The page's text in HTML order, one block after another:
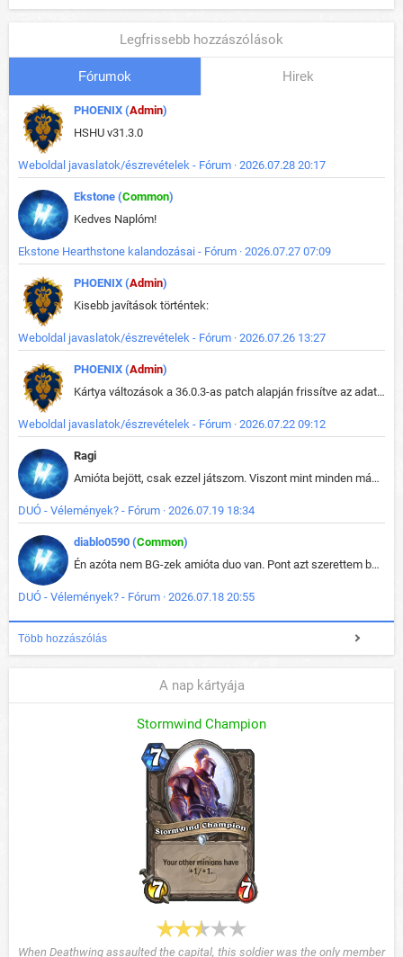
Legfrissebb hozzászólások
Fórumok Hirek
PHOENIX (Admin)
HSHU v31.3.0
Weboldal javaslatok/észrevételek - Fórum · 2026.07.28 20:17
Ekstone (Common)
Kedves Naplóm!
Ekstone Hearthstone kalandozásai - Fórum · 2026.07.27 07:09
PHOENIX (Admin)
Kisebb javítások történtek:
Weboldal javaslatok/észrevételek - Fórum · 2026.07.26 13:27
PHOENIX (Admin)
Kártya változások a 36.0.3-as patch alapján frissítve az adatbázisban (képek is cserélve).
Weboldal javaslatok/észrevételek - Fórum · 2026.07.22 09:12
Ragi
Amióta bejött, csak ezzel játszom. Viszont mint minden más - akár az alapjáték is, ez is baromira összetett lett. Néha már pár kör után is esélytelen az egész. Vagy irreállisan túltápol valaki, vagy lelép a partner, vagy csak hülye mint a segg. És amikor eljönne az én időm, na akkor jön el mindenki másé is. Engem jobban érdekelne, hogy ki milyen ratingen szokott játszani. Na ez lenne egy érdekes adat.
DUÓ - Vélemények? - Fórum · 2026.07.19 18:34
diablo0590 (Common)
Én azóta nem BG-zek amióta duo van. Pont azt szerettem benne, hogy rajtam múlik mi történik, nem pedig a társamon. Kérem vissza a régi BG-t :D
DUÓ - Vélemények? - Fórum · 2026.07.18 20:55
Több hozzászólás
A nap kártyája
Stormwind Champion
When Deathwing assaulted the capital, this soldier was the only member